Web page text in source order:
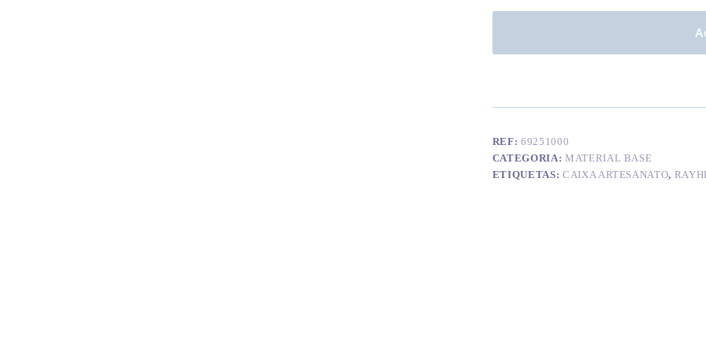
REF:69251000
CATEGORIA: MATERIAL BASE
ETIQUETAS: CAIXA ARTESANATO,